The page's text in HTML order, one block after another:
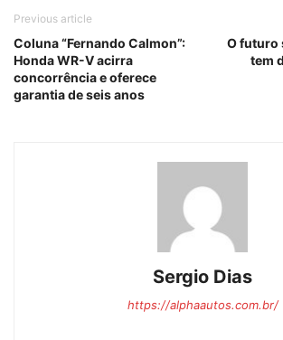
Previous article
Coluna “Fernando Calmon”:
Honda WR-V acirra
concorrência e oferece
garantia de seis anos
O futuro
tem
Sergio Dias
https://alphaautos.com.br/